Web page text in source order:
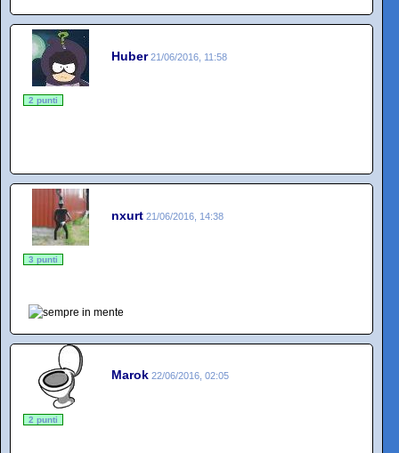
Huber 21/06/2016, 11:58
2 punti
nxurt 21/06/2016, 14:38
3 punti
Marok 22/06/2016, 02:05
2 punti